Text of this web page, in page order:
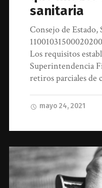
sanitaria
Consejo de Estado,
Los requisitos
Superintendencia
retiros parciales de
mayo 24, 2021